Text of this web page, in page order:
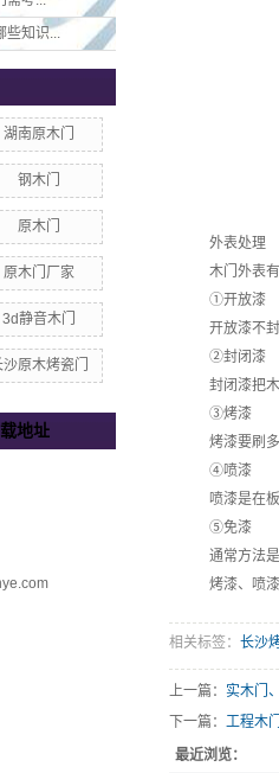
些知识...
湖南原木门
钢木门
原木门
原木门厂家
3d静音木门
沙原木烤瓷门
地址
外表处理
木门外表有
①开放漆
开放漆不封
②封闭漆
封闭漆把木
③烤漆
烤漆要刷多
④喷漆
喷漆是在板
⑤免漆
通常方法是
烤漆、喷漆
相关标签： 长沙
上一篇： 实木门
下一篇： 工程木
最近浏览：